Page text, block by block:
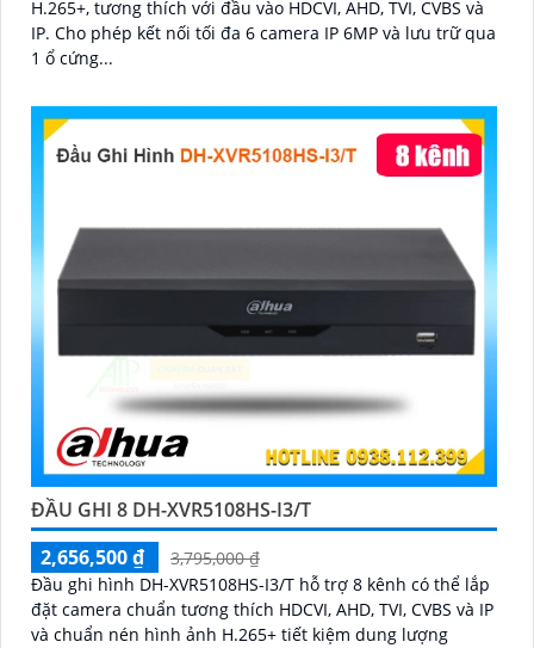
H.265+, tương thích với đầu vào HDCVI, AHD, TVI, CVBS và
IP. Cho phép kết nối tối đa 6 camera IP 6MP và lưu trữ qua
1 ổ cứng...
ĐẦU GHI 8 DH-XVR5108HS-I3/T
2,656,500 ₫
3,795,000 ₫
Đầu ghi hình DH-XVR5108HS-I3/T hỗ trợ 8 kênh có thể lắp
đặt camera chuẩn tương thích HDCVI, AHD, TVI, CVBS và IP
và chuẩn nén hình ảnh H.265+ tiết kiệm dung lượng